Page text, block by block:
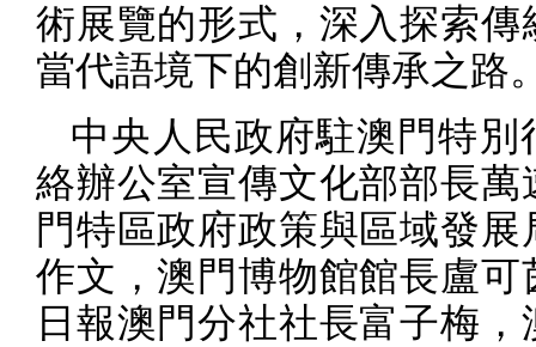
術展覽的形式，深入探索傳
當代語境下的創新傳承之路
中央人民政府駐澳門特別
絡辦公室宣傳文化部部長萬
門特區政府政策與區域發展
作文，澳門博物館館長盧可
日報澳門分社社長富子梅，